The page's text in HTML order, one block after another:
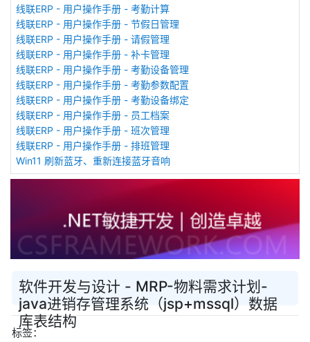
线联ERP - 用户操作手册 - 考勤计算
线联ERP - 用户操作手册 - 节假日管理
线联ERP - 用户操作手册 - 请假管理
线联ERP - 用户操作手册 - 补卡管理
线联ERP - 用户操作手册 - 考勤设备管理
线联ERP - 用户操作手册 - 考勤参数配置
线联ERP - 用户操作手册 - 考勤设备绑定
线联ERP - 用户操作手册 - 员工档案
线联ERP - 用户操作手册 - 班次管理
线联ERP - 用户操作手册 - 排班管理
Win11 刷新蓝牙、重新连接蓝牙音响
软件开发与设计 - MRP-物料需求计划-
java进销存管理系统（jsp+mssql）数据
库表结构
标签：